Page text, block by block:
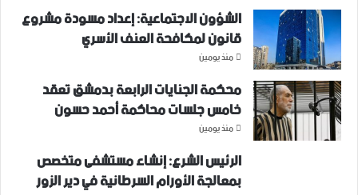
الشؤون الاجتماعية: إعداد مسودة مشروع
قانون لمكافحة العنف الأسري ‏
منذ يومين
محكمة الجنايات الرابعة بدمشق تعقد
خامس جلسات محاكمة أحمد حسون
منذ يومين
الرئيس الشرع: إنشاء ‌‏مستشفى متخصص
بمعالجة الأورام السرطانية في دير الزور